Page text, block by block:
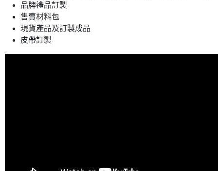
品牌禮品訂製
售賣材料包
現貨產品及訂製成品
皮帶訂製